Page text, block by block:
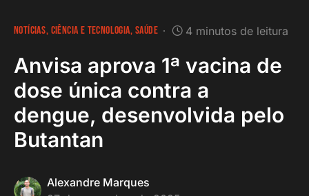
NOTÍCIAS CIÊNCIA E TECNOLOGIA SAÚDE 4 minutos de leitura
Anvisa aprova 1ª vacina de
dose única contra a
dengue, desenvolvida pelo
Butantan
Alexandre Marques